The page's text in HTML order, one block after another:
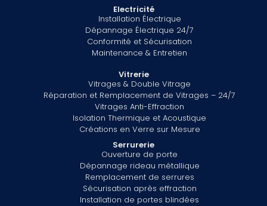
Electricité
Installation Électrique
Dépannage Électrique 24/7
Conformité et Sécurisation
Maintenance & Entretien
Vitrerie
Vitrages & Double Vitrage
Réparation et Remplacement de Vitrages – 24/7
Vitrages Anti-Effraction
Isolation Thermique et Acoustique
Créations en Verre sur Mesure
Serrurerie
Ouverture de porte
Dépannage rideau métallique
Remplacement de serrures
Sécurisation après effraction
Installation de portes blindées